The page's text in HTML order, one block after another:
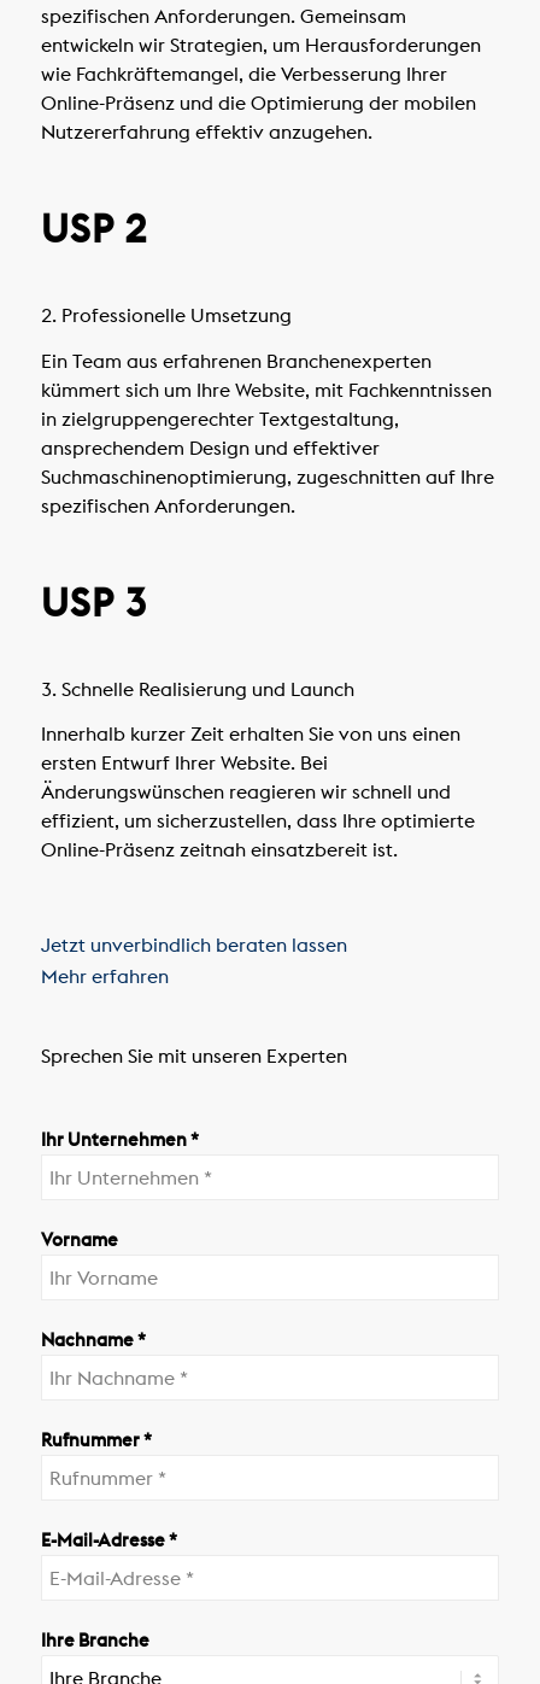
spezifischen Anforderungen. Gemeinsam
entwickeln wir Strategien, um Herausforderungen
wie Fachkräftemangel, die Verbesserung Ihrer
Online-Präsenz und die Optimierung der mobilen
Nutzererfahrung effektiv anzugehen.
USP 2
2. Professionelle Umsetzung
Ein Team aus erfahrenen Branchenexperten
kümmert sich um Ihre Website, mit Fachkenntnissen
in zielgruppengerechter Textgestaltung,
ansprechendem Design und effektiver
Suchmaschinenoptimierung, zugeschnitten auf Ihre
spezifischen Anforderungen.
USP 3
3. Schnelle Realisierung und Launch
Innerhalb kurzer Zeit erhalten Sie von uns einen
ersten Entwurf Ihrer Website. Bei
Änderungswünschen reagieren wir schnell und
effizient, um sicherzustellen, dass Ihre optimierte
Online-Präsenz zeitnah einsatzbereit ist.
Jetzt unverbindlich beraten lassen
Mehr erfahren
Sprechen Sie mit unseren Experten
Ihr Unternehmen *
Vorname
Nachname *
Rufnummer *
E-Mail-Adresse *
Ihre Branche